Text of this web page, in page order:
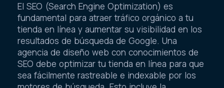
El SEO (Search Engine Optimization) es
fundamental para atraer tráfico orgánico a tu
tienda en línea y aumentar su visibilidad en los
resultados de búsqueda de Google. Una
agencia de diseño web con conocimientos de
SEO debe optimizar tu tienda en línea para que
sea fácilmente rastreable e indexable por los